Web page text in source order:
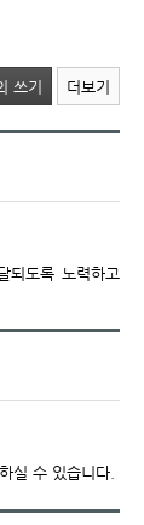
쓰기 더보기
되도록 노력하고
실 수 있습니다.